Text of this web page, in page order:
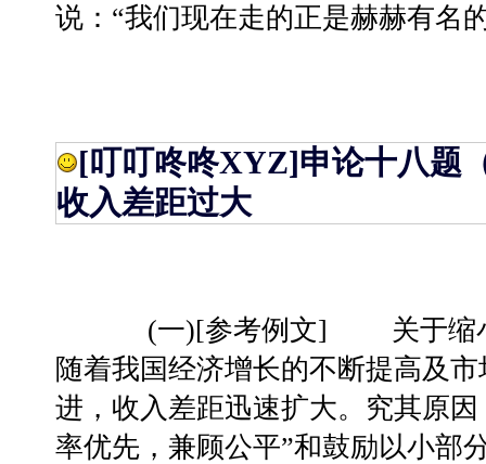
说：“我们现在走的正是赫赫有名
[叮叮咚咚XYZ]申论十八题
收入差距过大
(一)[参考例文] 关于缩
随着我国经济增长的不断提高及
进，收入差距迅速扩大。究其原
率优先，兼顾公平”和鼓励以小部